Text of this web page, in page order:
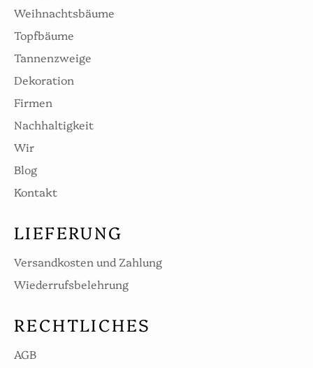
Weihnachtsbäume
Topfbäume
Tannenzweige
Dekoration
Firmen
Nachhaltigkeit
Wir
Blog
Kontakt
LIEFERUNG
Versandkosten und Zahlung
Wiederrufsbelehrung
RECHTLICHES
AGB